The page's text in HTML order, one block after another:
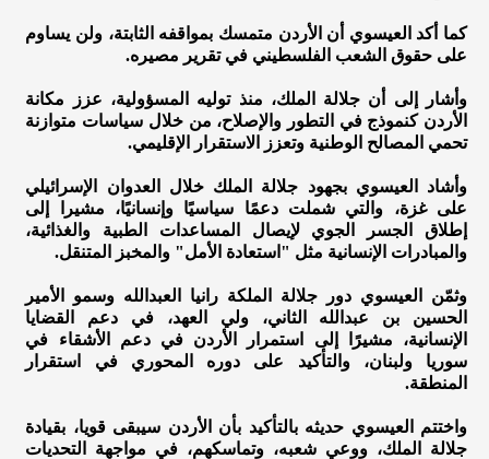
كما أكد العيسوي أن الأردن متمسك بمواقفه الثابتة، ولن يساوم
على حقوق الشعب الفلسطيني في تقرير مصيره.
وأشار إلى أن جلالة الملك، منذ توليه المسؤولية، عزز مكانة
الأردن كنموذج في التطور والإصلاح، من خلال سياسات متوازنة
تحمي المصالح الوطنية وتعزز الاستقرار الإقليمي.
وأشاد العيسوي بجهود جلالة الملك خلال العدوان الإسرائيلي
على غزة، والتي شملت دعمًا سياسيًا وإنسانيًا، مشيرا إلى
إطلاق الجسر الجوي لإيصال المساعدات الطبية والغذائية،
والمبادرات الإنسانية مثل "استعادة الأمل" والمخبز المتنقل.
وثمّن العيسوي دور جلالة الملكة رانيا العبدالله وسمو الأمير
الحسين بن عبدالله الثاني، ولي العهد، في دعم القضايا
الإنسانية، مشيرًا إلى استمرار الأردن في دعم الأشقاء في
سوريا ولبنان، والتأكيد على دوره المحوري في استقرار
المنطقة.
واختتم العيسوي حديثه بالتأكيد بأن الأردن سيبقى قويا، بقيادة
جلالة الملك، ووعي شعبه، وتماسكهم، في مواجهة التحديات